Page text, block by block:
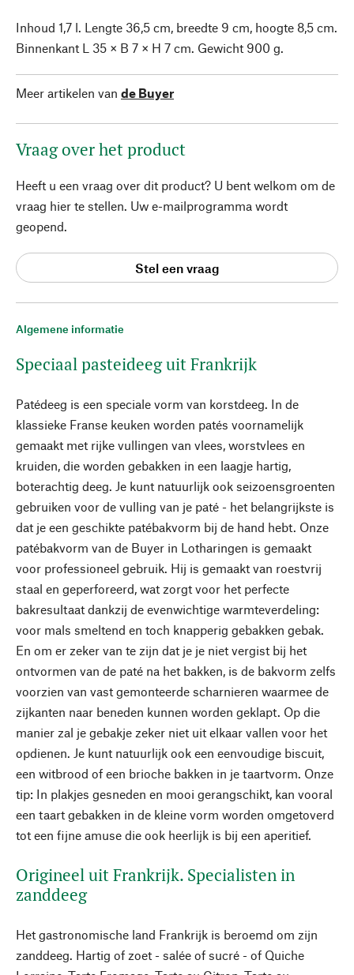
Algemene informatie
Speciaal pasteideeg uit Frankrijk
Patédeeg is een speciale vorm van korstdeeg. In de
klassieke Franse keuken worden patés voornamelijk
gemaakt met rijke vullingen van vlees, worstvlees en
kruiden, die worden gebakken in een laagje hartig,
boterachtig deeg. Je kunt natuurlijk ook seizoensgroenten
gebruiken voor de vulling van je paté - het belangrijkste is
dat je een geschikte patébakvorm bij de hand hebt. Onze
patébakvorm van de Buyer in Lotharingen is gemaakt
voor professioneel gebruik. Hij is gemaakt van roestvrij
staal en geperforeerd, wat zorgt voor het perfecte
bakresultaat dankzij de evenwichtige warmteverdeling:
voor mals smeltend en toch knapperig gebakken gebak.
En om er zeker van te zijn dat je je niet vergist bij het
ontvormen van de paté na het bakken, is de bakvorm zelfs
voorzien van vast gemonteerde scharnieren waarmee de
zijkanten naar beneden kunnen worden geklapt. Op die
manier zal je gebakje zeker niet uit elkaar vallen voor het
opdienen. Je kunt natuurlijk ook een eenvoudige biscuit,
een witbrood of een brioche bakken in je taartvorm. Onze
tip: In plakjes gesneden en mooi gerangschikt, kan vooral
een taart gebakken in de kleine vorm worden omgetoverd
tot een fijne amuse die ook heerlijk is bij een aperitief.
Origineel uit Frankrijk. Specialisten in
zanddeeg
Het gastronomische land Frankrijk is beroemd om zijn
zanddeeg. Hartig of zoet - salée of sucré - of Quiche
Inhoud 1,7 l. Lengte 36,5 cm, breedte 9 cm, hoogte 8,5 cm.
Binnenkant L 35 × B 7 × H 7 cm. Gewicht 900 g.
Meer artikelen van de Buyer
Vraag over het product
Heeft u een vraag over dit product? U bent welkom om de
vraag hier te stellen. Uw e-mailprogramma wordt
geopend.
Stel een vraag